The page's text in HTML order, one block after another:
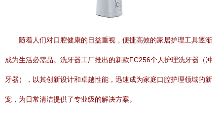
随着人们对口腔健康的日益重视，便捷高效的家居护理工具逐渐
成为生活必需品。洗牙器工厂推出的新款FC256个人护理洗牙器（冲
牙器），以其创新设计和卓越性能，迅速成为家庭口腔护理领域的新
宠，为日常清洁提供了专业级的解决方案。